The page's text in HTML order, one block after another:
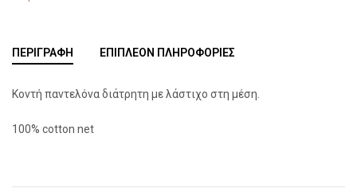
ΠΕΡΙΓΡΑΦΉ ΕΠΙΠΛΈΟΝ ΠΛΗΡΟΦΟΡΊΕΣ
Κοντή παντελόνα διάτρητη με λάστιχο στη μέση.
100% cotton net